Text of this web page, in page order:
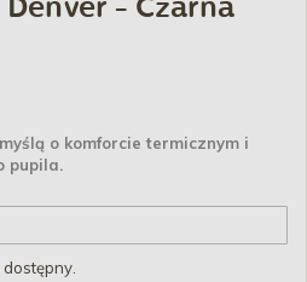
Denver - Czarna
o komforcie termicznym i
pupila.